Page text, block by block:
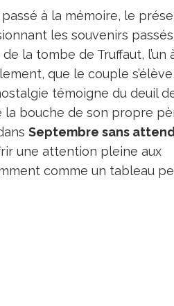
à la mémoire, le
les souvenirs passés
la tombe de Truffaut, l’un
que le couple s’élève,
témoigne du deuil
la bouche de son propre
Septembre sans
une attention pleine aux
comme un tableau